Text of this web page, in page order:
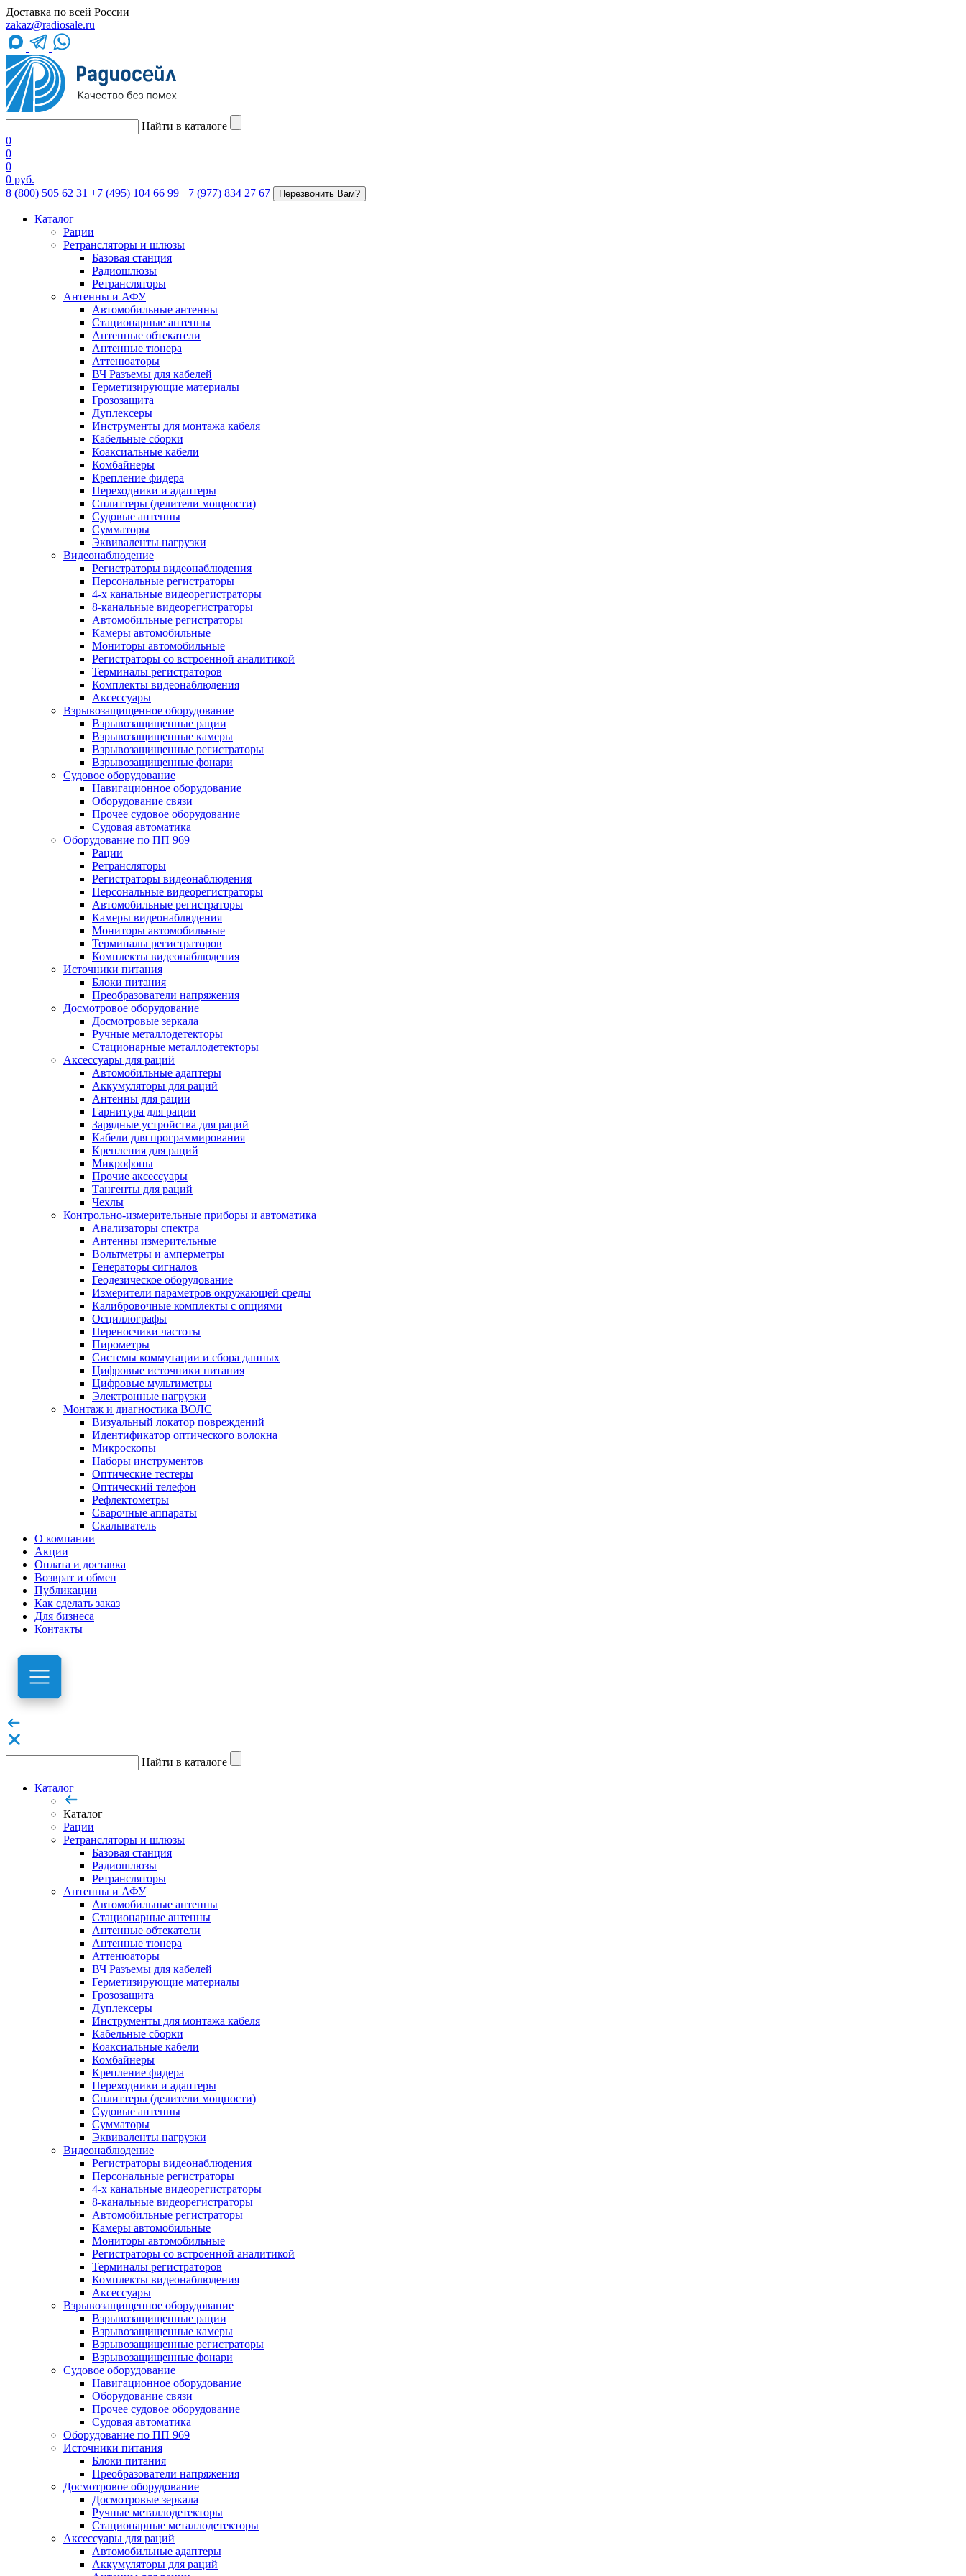
Доставка по всей России
zakaz@radiosale.ru
Найти в каталоге
0
0
0
0 руб.
8 (800) 505 62 31 +7 (495) 104 66 99 +7 (977) 834 27 67 Перезвонить Вам?
Каталог
Рации
Ретрансляторы и шлюзы
Базовая станция
Радиошлюзы
Ретрансляторы
Антенны и АФУ
Автомобильные антенны
Стационарные антенны
Антенные обтекатели
Антенные тюнера
Аттенюаторы
ВЧ Разъемы для кабелей
Герметизирующие материалы
Грозозащита
Дуплексеры
Инструменты для монтажа кабеля
Кабельные сборки
Коаксиальные кабели
Комбайнеры
Крепление фидера
Переходники и адаптеры
Сплиттеры (делители мощности)
Судовые антенны
Сумматоры
Эквиваленты нагрузки
Видеонаблюдение
Регистраторы видеонаблюдения
Персональные регистраторы
4-х канальные видеорегистраторы
8-канальные видеорегистраторы
Автомобильные регистраторы
Камеры автомобильные
Мониторы автомобильные
Регистраторы со встроенной аналитикой
Терминалы регистраторов
Комплекты видеонаблюдения
Аксессуары
Взрывозащищенное оборудование
Взрывозащищенные рации
Взрывозащищенные камеры
Взрывозащищенные регистраторы
Взрывозащищенные фонари
Судовое оборудование
Навигационное оборудование
Оборудование связи
Прочее судовое оборудование
Судовая автоматика
Оборудование по ПП 969
Рации
Ретрансляторы
Регистраторы видеонаблюдения
Персональные видеорегистраторы
Автомобильные регистраторы
Камеры видеонаблюдения
Мониторы автомобильные
Терминалы регистраторов
Комплекты видеонаблюдения
Источники питания
Блоки питания
Преобразователи напряжения
Досмотровое оборудование
Досмотровые зеркала
Ручные металлодетекторы
Стационарные металлодетекторы
Аксессуары для раций
Автомобильные адаптеры
Аккумуляторы для раций
Антенны для рации
Гарнитура для рации
Зарядные устройства для раций
Кабели для программирования
Крепления для раций
Микрофоны
Прочие аксессуары
Тангенты для раций
Чехлы
Контрольно-измерительные приборы и автоматика
Анализаторы спектра
Антенны измерительные
Вольтметры и амперметры
Генераторы сигналов
Геодезическое оборудование
Измерители параметров окружающей среды
Калибровочные комплекты с опциями
Осциллографы
Переносчики частоты
Пирометры
Системы коммутации и сбора данных
Цифровые источники питания
Цифровые мультиметры
Электронные нагрузки
Монтаж и диагностика ВОЛС
Визуальный локатор повреждений
Идентификатор оптического волокна
Микроскопы
Наборы инструментов
Оптические тестеры
Оптический телефон
Рефлектометры
Сварочные аппараты
Скалыватель
О компании
Акции
Оплата и доставка
Возврат и обмен
Публикации
Как сделать заказ
Для бизнеса
Контакты
Найти в каталоге
Каталог
Каталог
Рации
Ретрансляторы и шлюзы
Базовая станция
Радиошлюзы
Ретрансляторы
Антенны и АФУ
Автомобильные антенны
Стационарные антенны
Антенные обтекатели
Антенные тюнера
Аттенюаторы
ВЧ Разъемы для кабелей
Герметизирующие материалы
Грозозащита
Дуплексеры
Инструменты для монтажа кабеля
Кабельные сборки
Коаксиальные кабели
Комбайнеры
Крепление фидера
Переходники и адаптеры
Сплиттеры (делители мощности)
Судовые антенны
Сумматоры
Эквиваленты нагрузки
Видеонаблюдение
Регистраторы видеонаблюдения
Персональные регистраторы
4-х канальные видеорегистраторы
8-канальные видеорегистраторы
Автомобильные регистраторы
Камеры автомобильные
Мониторы автомобильные
Регистраторы со встроенной аналитикой
Терминалы регистраторов
Комплекты видеонаблюдения
Аксессуары
Взрывозащищенное оборудование
Взрывозащищенные рации
Взрывозащищенные камеры
Взрывозащищенные регистраторы
Взрывозащищенные фонари
Судовое оборудование
Навигационное оборудование
Оборудование связи
Прочее судовое оборудование
Судовая автоматика
Оборудование по ПП 969
Источники питания
Блоки питания
Преобразователи напряжения
Досмотровое оборудование
Досмотровые зеркала
Ручные металлодетекторы
Стационарные металлодетекторы
Аксессуары для раций
Автомобильные адаптеры
Аккумуляторы для раций